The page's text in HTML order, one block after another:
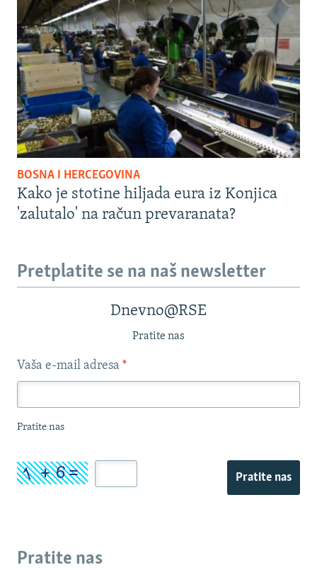
BOSNA I HERCEGOVINA
Kako je stotine hiljada eura iz Konjica
'zalutalo' na račun prevaranata?
Pretplatite se na naš newsletter
Dnevno@RSE
Pratite nas
Vaša e-mail adresa *
Pratite nas
Pratite nas
Pratite nas